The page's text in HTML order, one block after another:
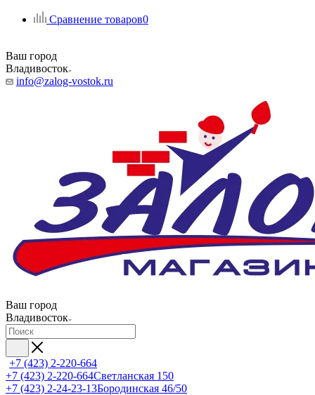
Сравнение товаров0
Ваш город
Владивосток
info@zalog-vostok.ru
Ваш город
Владивосток
+7 (423) 2-220-664
+7 (423) 2-220-664Светланская 150
+7 (423) 2-24-23-13Бородинская 46/50